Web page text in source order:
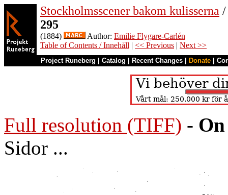
Stockholmsscener bakom kulisserna /
295
(1884) Author: Emilie Flygare-Carlén
Table of Contents / Innehåll | << Previous | Next >>
Project Runeberg Catalog Recent Changes Donate
Full resolution (TIFF) -
Sidor ...